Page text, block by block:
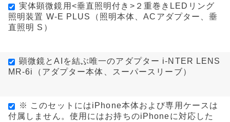
実体顕微鏡用<垂直照明付き>２重巻きLEDリング
照明装置 W-E PLUS（照明本体、ACアダプター、垂
直照明 S）
顕微鏡とAIを結ぶ唯一のアダプター i-NTER LENS
MR-6i（アダプター本体、スーパースリーブ）
※ このセットにはiPhone本体および専用ケースは
付属しません。使用にはお持ちのiPhoneに対応した